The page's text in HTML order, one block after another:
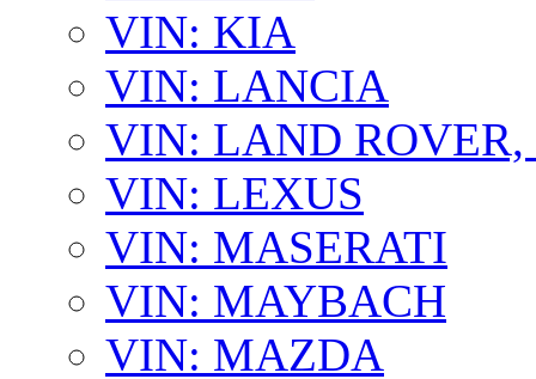
VIN: KIA
VIN: LANCIA
VIN: LAND ROVER,
VIN: LEXUS
VIN: MASERATI
VIN: MAYBACH
VIN: MAZDA